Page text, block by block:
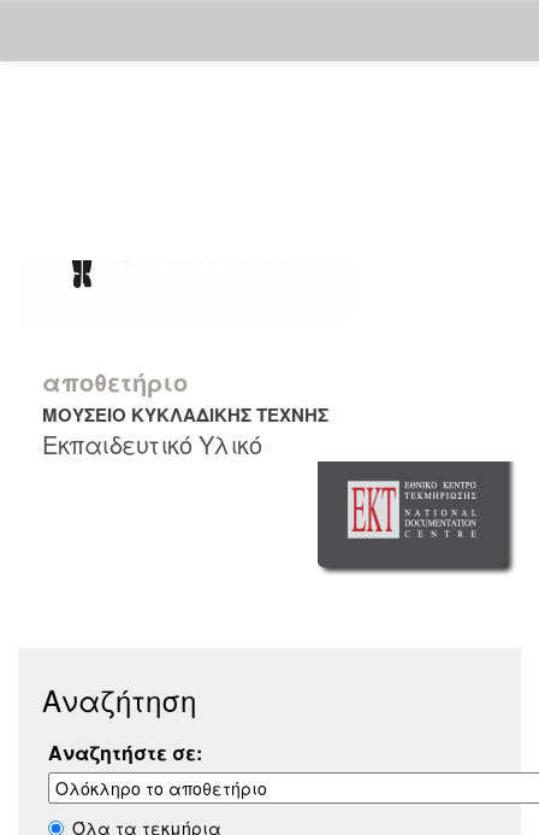
αποθετήριο
ΜΟΥΣΕΙΟ ΚΥΚΛΑΔΙΚΗΣ ΤΕΧΝΗΣ
Εκπαιδευτικό Υλικό
Αναζήτηση
Αναζητήστε σε:
Όλα τα τεκμήρια